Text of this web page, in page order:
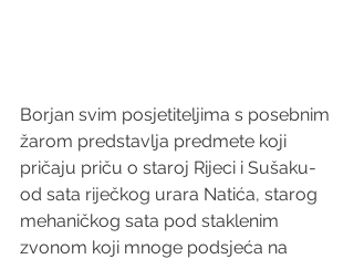
Borjan svim posjetiteljima s posebnim
žarom predstavlja predmete koji
pričaju priču o staroj Rijeci i Sušaku-
od sata riječkog urara Natića, starog
mehaničkog sata pod staklenim
zvonom koji mnoge podsjeća na